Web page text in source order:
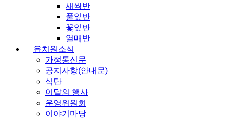
새싹반
풀잎반
꽃잎반
열매반
유치원소식
가정통신문
공지사항(안내문)
식단
이달의 행사
운영위원회
이야기마당